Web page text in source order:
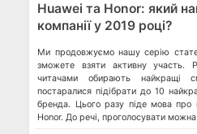
Huawei та Honor: який
компанії у 2019 році?
Ми продовжуємо нашу серію
зможете взяти активну участь.
читачами обирають
постаралися підібрати до 10
бренда. Цього разу піде мова про
Honor. До речі, проголосувати